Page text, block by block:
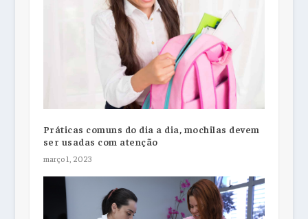
Práticas comuns do dia a dia, mochilas devem
ser usadas com atenção
março 1, 2023